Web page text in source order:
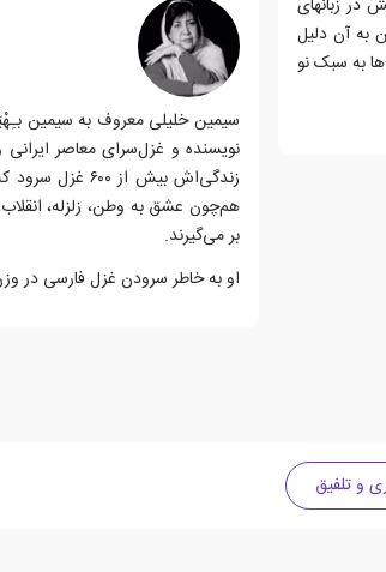
به آن دلیل
به سبک نو
نویسنده و غزل‌سرای معاصر ایرانی
هم‌چون عشق به وطن، زلزله،
بر می‌گیرند.
او به خاطر سرودن غزل فارسی در
و تلفیق